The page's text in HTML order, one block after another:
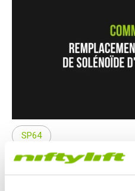
SP64
Remplacement du